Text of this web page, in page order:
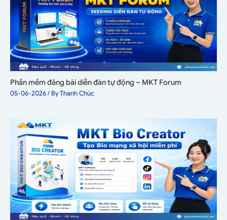
Phần mềm đăng bài diễn đàn tự động – MKT Forum
05-06-2026/ ByThanh Chúc